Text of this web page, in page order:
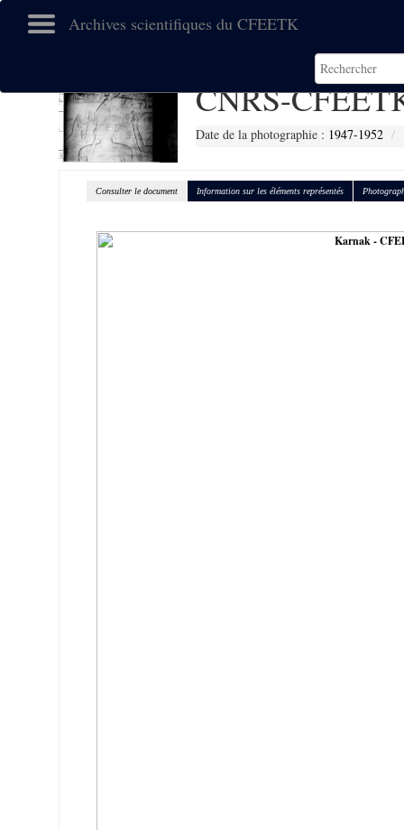
Archives scientifiques du CFEETK
CNRS-
Date de la photographie : 1947-1952
Consulter le document Information sur les éléments représentés